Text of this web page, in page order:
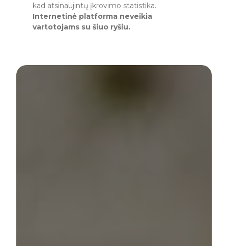
kad atsinaujintų įkrovimo statistika.
Internetinė platforma neveikia
vartotojams su šiuo ryšiu.